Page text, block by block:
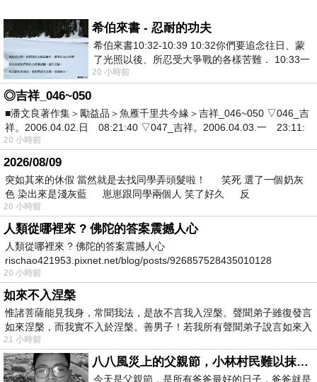
希伯來書 - 忍耐的功夫
希伯來書10:32-10:39 10:32你們要追念往日、蒙
了光照以後、所忍受大爭戰的各樣苦難． 10:33一
面被毀謗、遭患難、成了戲景、叫眾人
20 小時前
◎吉祥_046~050
■潘文良著作集＞勵益品＞魚雁千里共今緣＞吉祥_046~050 ▽046_吉
祥。2006.04.02.日 08:21:40 ▽047_吉祥。2006.04.03.一 23:11:
20 小時前
2026/08/09
突如其來的休假 當然就是去找同學弄頭髮啦！ 笑死 選了一個奶灰
色 染出來是淺灰藍 崽崽跟同學兩個人 笑了好久 反
20 小時前
人類從哪裡來 ? 佛陀的答案震撼人心
人類從哪裡來 ? 佛陀的答案震撼人心
rischao421953.pixnet.net/blog/posts/926857528435010128
20 小時前
如來不入涅槃
惟諸菩薩能見我身，常聞我法，是故不言我入涅槃。聲聞弟子雖復發言
如來涅槃，而我實不入於涅槃。善男子！若我所有聲聞弟子說言如來入
21 小時前
八八風災上的父親節，小林村民難以抹滅的痛
今天是父親節，是所有爸爸最好的日子，爸爸就是